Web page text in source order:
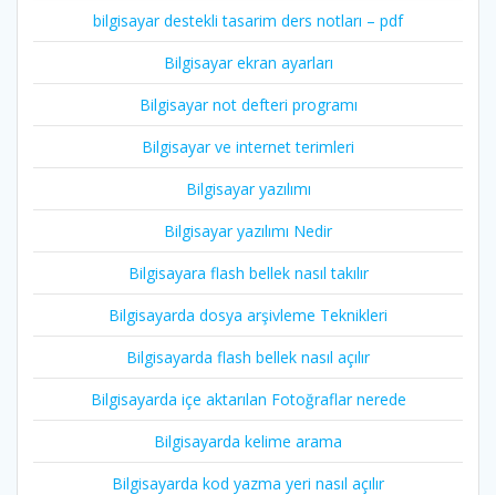
bilgisayar destekli tasarim ders notları – pdf
Bilgisayar ekran ayarları
Bilgisayar not defteri programı
Bilgisayar ve internet terimleri
Bilgisayar yazılımı
Bilgisayar yazılımı Nedir
Bilgisayara flash bellek nasıl takılır
Bilgisayarda dosya arşivleme Teknikleri
Bilgisayarda flash bellek nasıl açılır
Bilgisayarda içe aktarılan Fotoğraflar nerede
Bilgisayarda kelime arama
Bilgisayarda kod yazma yeri nasıl açılır